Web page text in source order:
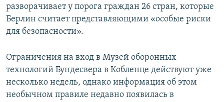
разворачивает у порога граждан 26 стран, которые
Берлин считает представляющими «особые риски
для безопасности».
Ограничения на вход в Музей оборонных
технологий Бундесвера в Кобленце действуют уже
несколько недель, однако информация об этом
необычном правиле недавно появилась в